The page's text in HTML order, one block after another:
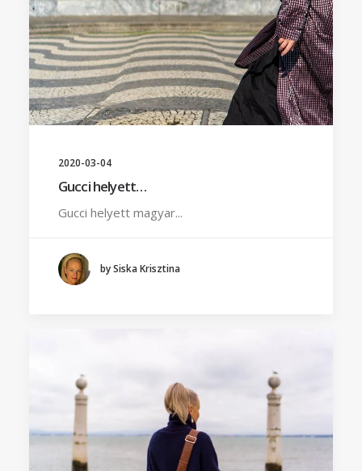
2020-03-04
Gucci helyett…
Gucci helyett magyar...
by Siska Krisztina